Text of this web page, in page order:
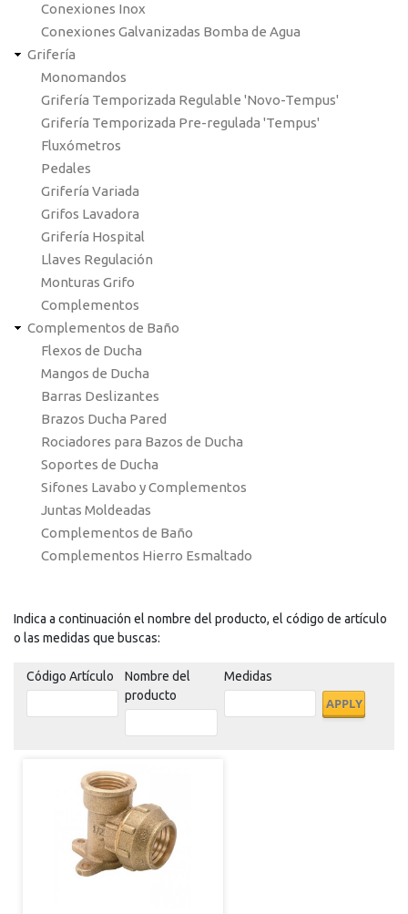
Conexiones Inox
Conexiones Galvanizadas Bomba de Agua
Grifería
Monomandos
Grifería Temporizada Regulable 'Novo-Tempus'
Grifería Temporizada Pre-regulada 'Tempus'
Fluxómetros
Pedales
Grifería Variada
Grifos Lavadora
Grifería Hospital
Llaves Regulación
Monturas Grifo
Complementos
Complementos de Baño
Flexos de Ducha
Mangos de Ducha
Barras Deslizantes
Brazos Ducha Pared
Rociadores para Bazos de Ducha
Soportes de Ducha
Sifones Lavabo y Complementos
Juntas Moldeadas
Complementos de Baño
Complementos Hierro Esmaltado
Indica a continuación el nombre del producto, el código de artículo
o las medidas que buscas:
Código Artículo
Nombre del
producto
Medidas